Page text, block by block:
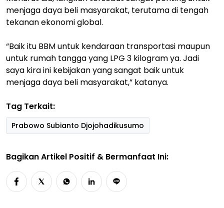
menjaga daya beli masyarakat, terutama di tengah
tekanan ekonomi global.
“Baik itu BBM untuk kendaraan transportasi maupun
untuk rumah tangga yang LPG 3 kilogram ya. Jadi
saya kira ini kebijakan yang sangat baik untuk
menjaga daya beli masyarakat,” katanya.
Tag Terkait:
Prabowo Subianto Djojohadikusumo
Bagikan Artikel Positif & Bermanfaat Ini: